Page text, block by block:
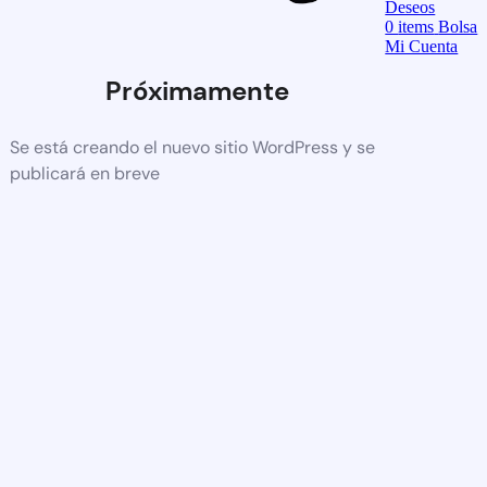
Próximamente
Se está creando el nuevo sitio WordPress y se
publicará en breve
Deseos
0items Bolsa
Mi Cuenta